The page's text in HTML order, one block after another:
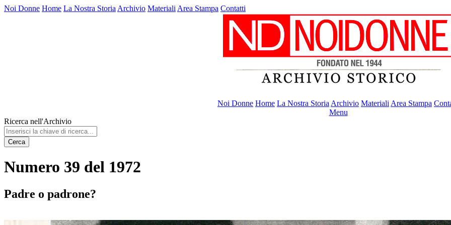
Noi Donne Home La Nostra Storia Archivio Materiali Area Stampa Contatti
Noi Donne Home La Nostra Storia Archivio Materiali Area Stampa
Menu
Ricerca nell'Archivio
Cerca
Numero 39 del 1972
Padre o padrone?